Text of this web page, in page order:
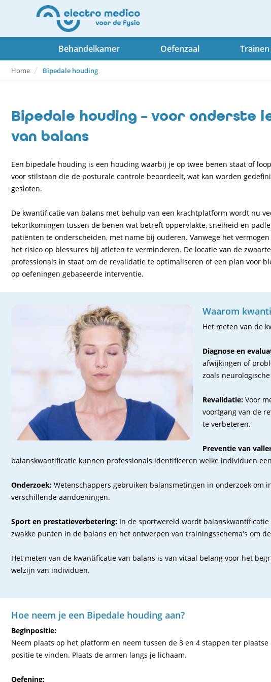
Behandelkamer Oefenzaal
Home Bipedale houding
Bipedale houding – voor onderste
van balans
Een bipedale houding is een houding waarbij je op twee benen staat of
voor stilstaan die de posturale controle beoordeelt, wat kan worden
gesloten.
De kwantificatie van balans met behulp van een krachtplatform wordt nu
tekortkomingen tussen de benen wat betreft oppervlakte, snelheid en
patiënten te onderscheiden, met name bij ouderen. Vanwege het
het risico op blessures bij atleten te verminderen. De locatie van de
professionals in staat om de revalidatie te optimaliseren of een plan voor
op oefeningen gebaseerde interventie.
Waarom
Het meten van de
Diagnose en
afwijkingen of
zoals
Revalidatie:Voor
voortgang van de
te verbeteren.
Preventie van
balanskwantificatie kunnen professionals identificeren welke individuen
Onderzoek: Wetenschappers gebruiken balansmetingen in onderzoek
verschillende aandoeningen.
Sport en prestatieverbetering: In de sportwereld wordt
zwakke punten in de balans en het ontwerpen van trainingsschema's om
Het meten van de kwantificatie van balans is van vitaal belang voor het
welzijn van individuen.
Hoe neem je een Bipedale houding aan?
Beginpositie:
Neem plaats op het platform en neem tussen de 3 en 4 stappen ter
positie te vinden. Plaats de armen langs je lichaam.
Oefening: